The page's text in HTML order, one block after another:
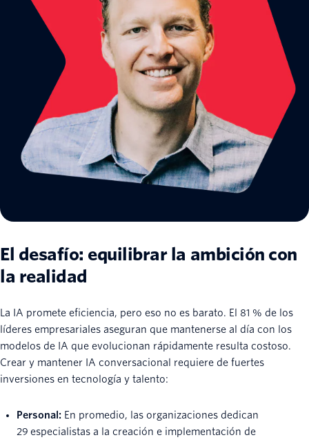
El desafío: equilibrar la ambición con
la realidad
La IA promete eficiencia, pero eso no es barato. El 81 % de los
líderes empresariales aseguran que mantenerse al día con los
modelos de IA que evolucionan rápidamente resulta costoso.
Crear y mantener IA conversacional requiere de fuertes
inversiones en tecnología y talento:
Personal: En promedio, las organizaciones dedican
29 especialistas a la creación e implementación de